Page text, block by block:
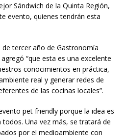
Sándwich de la Quinta Región,
evento, quienes tendrán esta
tercer año de Gastronomía
“que esta es una excelente
conocimientos en práctica,
real y generar redes de
de las cocinas locales”.
pet friendly porque la idea es
Una vez más, se tratará de
por el medioambiente con